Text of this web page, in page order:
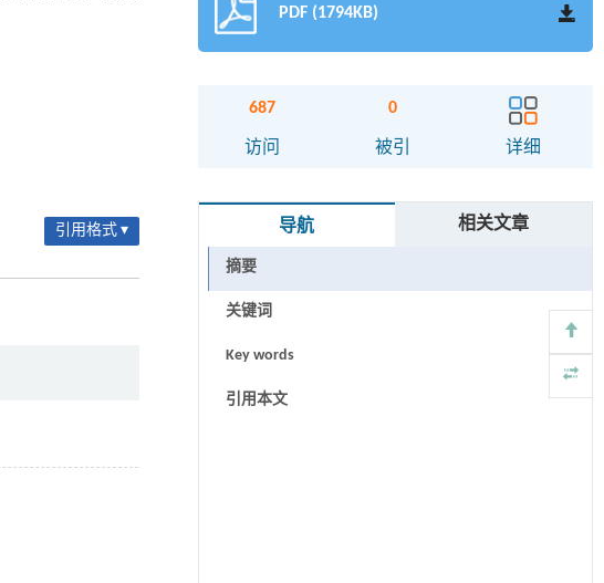
引用格式 ▾
PDF (1794KB)
687
访问
0
被引 详细
导航 相关文章
摘要
关键词
Key words
引用本文